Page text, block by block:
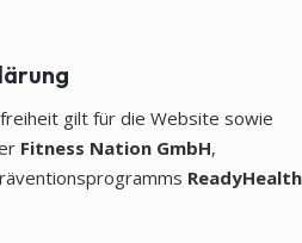
gilt für die Website sowie
Fitness Nation GmbH,
ReadyHealth